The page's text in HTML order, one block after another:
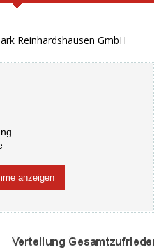
Reinhardshausen GmbH